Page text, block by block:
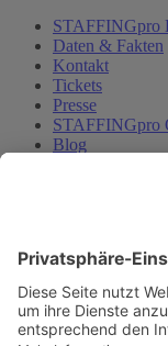
STAFFINGpro
Daten & Fakten
Kontakt
Tickets
Presse
STAFFINGpro
Blog
HRM Institute
Rheinkaistr. 2 68159